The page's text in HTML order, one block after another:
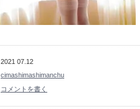
2021 07.12
cimashimashimanchu
コメントを書く